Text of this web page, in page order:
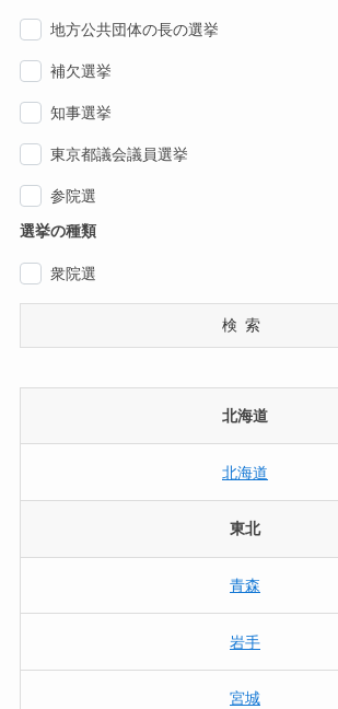
地方公共団体の長の選挙
補欠選挙
知事選挙
東京都議会議員選挙
参院選
選挙の種類
衆院選
検索
北海道
北海道
東北
青森
岩手
宮城